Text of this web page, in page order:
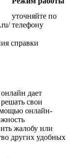
уточняйте по
телефону
справки
дает
свои
онлайн-
жалобу или
других удобных